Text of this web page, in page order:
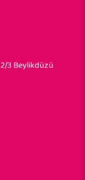
3 Beylikdüzü